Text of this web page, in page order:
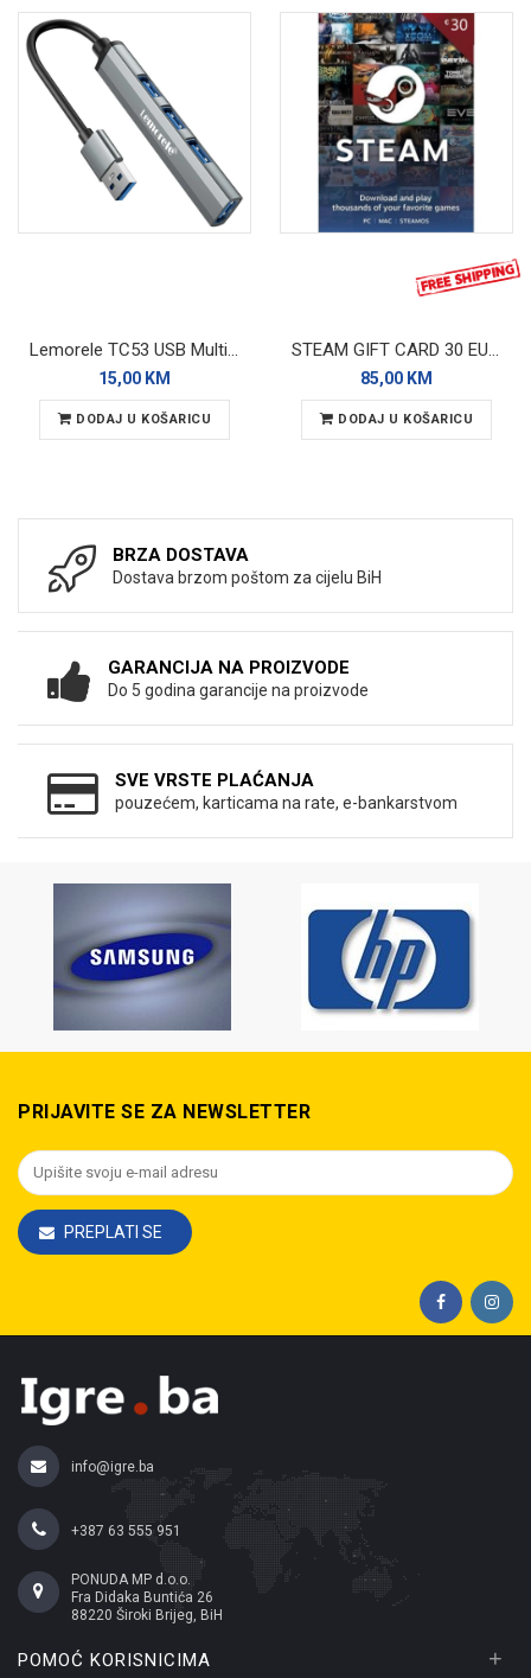
Lemorele TC53 USB Multi-hub 4in1
15,00 KM
DODAJ U KOŠARICU
STEAM GIFT CARD 30 EUR - GLOBAL
85,00 KM
DODAJ U KOŠARICU
BRZA DOSTAVA
Dostava brzom poštom za cijelu BiH
GARANCIJA NA PROIZVODE
Do 5 godina garancije na proizvode
SVE VRSTE PLAĆANJA
pouzećem, karticama na rate, e-bankarstvom
PRIJAVITE SE ZA NEWSLETTER
PREPLATI SE
info@igre.ba
+387 63 555 951
PONUDA MP d.o.o.
Fra Didaka Buntića 26
88220 Široki Brijeg, BiH
POMOĆ KORISNICIMA +